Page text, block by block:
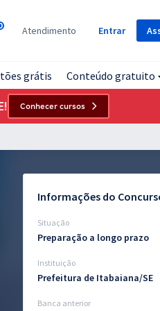
Atendimento Entrar
grátis Conteúdo gratuito
Conhecer cursos
Informações do
Situação
Preparação a longo prazo
Instituição
Prefeitura de Itabaiana/SE
Banca anterior